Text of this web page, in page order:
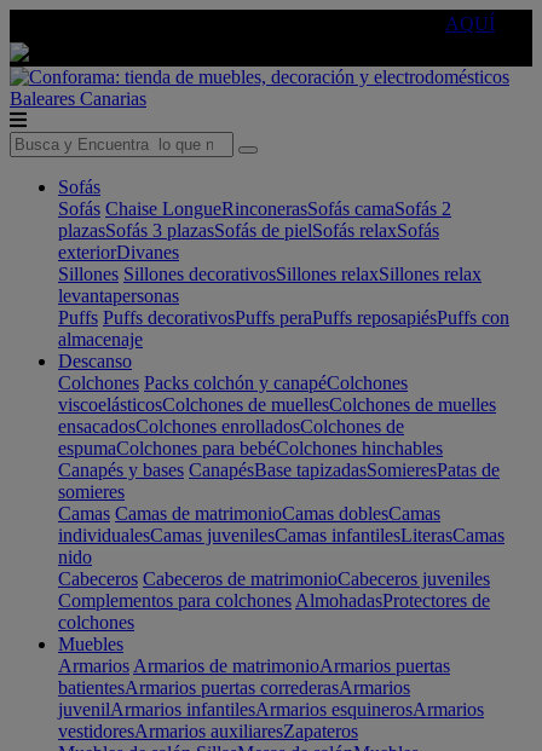
AQUÍ
Baleares Canarias
Sofás
Sofás Chaise LongueRinconerasSofás camaSofás 2
plazasSofás 3 plazasSofás de pielSofás relaxSofás
exteriorDivanes
Sillones Sillones decorativosSillones relaxSillones relax
levantapersonas
Puffs Puffs decorativosPuffs peraPuffs reposapiésPuffs con
almacenaje
Descanso
Colchones Packs colchón y canapéColchones
viscoelásticosColchones de muellesColchones de muelles
ensacadosColchones enrolladosColchones de
espumaColchones para bebéColchones hinchables
Canapés y bases CanapésBase tapizadasSomieresPatas de
somieres
Camas Camas de matrimonioCamas doblesCamas
individualesCamas juvenilesCamas infantilesLiterasCamas
nido
Cabeceros Cabeceros de matrimonioCabeceros juveniles
Complementos para colchones AlmohadasProtectores de
colchones
Muebles
Armarios Armarios de matrimonioArmarios puertas
batientesArmarios puertas correderasArmarios
juvenilArmarios infantilesArmarios esquinerosArmarios
vestidoresArmarios auxiliaresZapateros